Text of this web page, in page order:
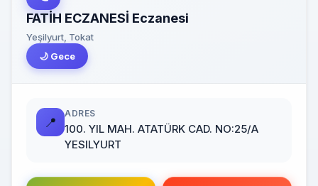
FATİH ECZANESİ Eczanesi
Yeşilyurt, Tokat
🌙 Gece
📍
ADRES
100. YIL MAH. ATATÜRK CAD. NO:25/A
YESILYURT